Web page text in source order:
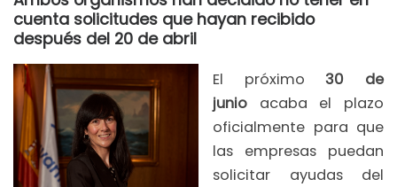
cuenta solicitudes que hayan recibido
después del 20 de abril
El próximo30 de
junio acaba el plazo
oficialmente para que
las empresas puedan
solicitar ayudas del